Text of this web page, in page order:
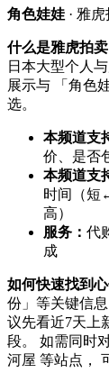
角色娃娃 · 雅
什么是雅虎拍卖
日本大型个人
展示与 「角色
选。
本频道支
价、是否
本频道支
时间（短
高）
服务： 代
成
如何快速找到
份」等关键信
议先看近7天上
段。 如需同时
河屋 等站点，